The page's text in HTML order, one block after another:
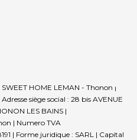
HOME LEMAN - Thonon |
siège social : 28 bis AVENUE
LES BAINS |
| Numero TVA
| Forme juridique : SARL | Capital